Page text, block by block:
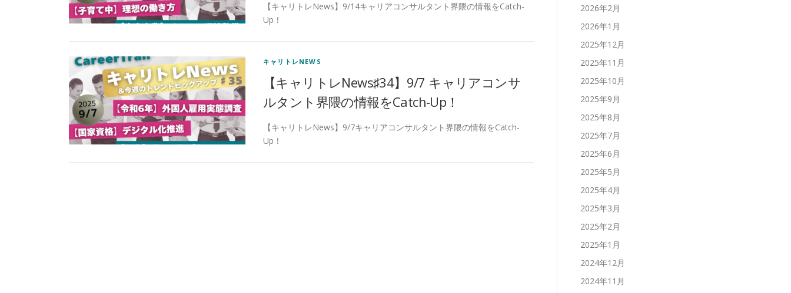
【キャリトレNews】9/14キャリアコンサルタント界隈の情報をCatch-
Up！
キャリトレNEWS
【キャリトレNews♯34】9/7 キャリアコンサ
ルタント界隈の情報をCatch-Up！
【キャリトレNews】9/7キャリアコンサルタント界隈の情報をCatch-
Up！
2026年2月
2026年1月
2025年12月
2025年11月
2025年10月
2025年9月
2025年8月
2025年7月
2025年6月
2025年5月
2025年4月
2025年3月
2025年2月
2025年1月
2024年12月
2024年11月